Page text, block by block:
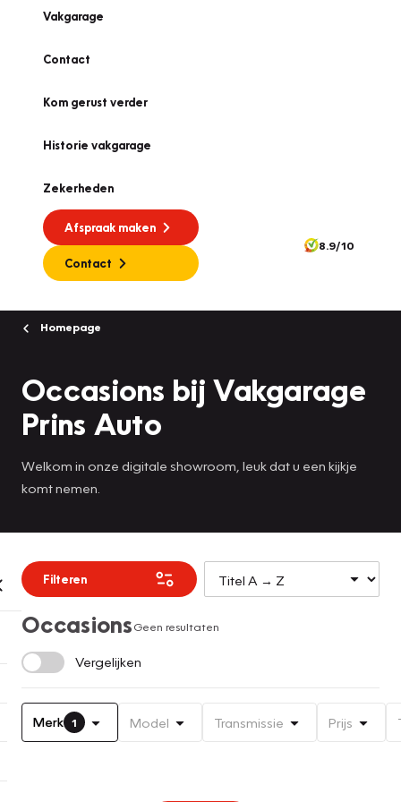
Vakgarage
Contact
Kom gerust verder
Historie vakgarage
Zekerheden
Afspraak maken
Contact
8.9/10
Homepage
Occasions bij Vakgarage
Prins Auto
Welkom in onze digitale showroom, leuk dat u een kijkje
komt nemen.
Filteren
OccasionsGeen resultaten
Vergelijken
Merk 1 Model Transmissie Prijs